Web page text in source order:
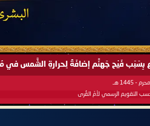
كَما وعَدناكُم بالحقِّ لعَامِكم هذا (1445 هـ) ..